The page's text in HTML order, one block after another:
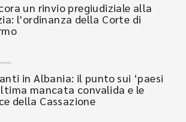
un rinvio pregiudiziale alla
l'ordinanza della Corte di
in Albania: il punto sui ‘paesi
mancata convalida e le
della Cassazione